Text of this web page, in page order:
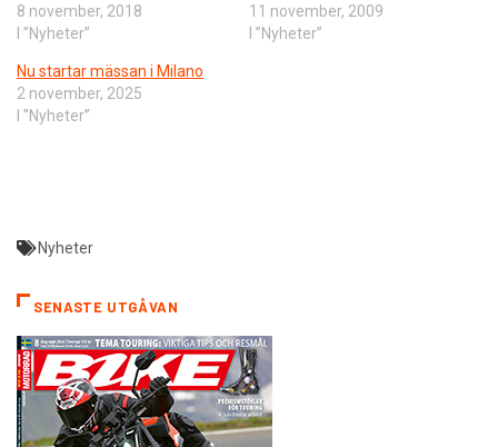
8 november, 2018
I ”Nyheter”
11 november, 2009
I ”Nyheter”
Nu startar mässan i Milano
2 november, 2025
I ”Nyheter”
Nyheter
SENASTE UTGÅVAN